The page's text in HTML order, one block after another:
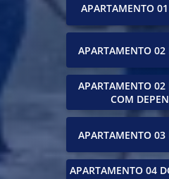
APARTAMENTO
APARTAMENTO 02
APARTAMENTO 02
COM
APARTAMENTO 03
APARTAMENTO 04